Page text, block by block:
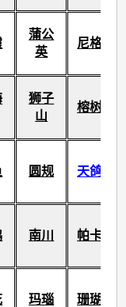
蒲公
英
尼格
狮子
山
榕树
圆规 天鸽
南川 帕卡
玛瑙 珊瑚